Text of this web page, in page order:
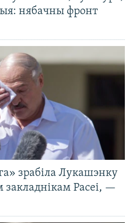
нябачны фронт
зрабіла Лукашэнку
закладнікам Расеі, —